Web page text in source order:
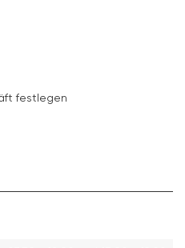
festlegen